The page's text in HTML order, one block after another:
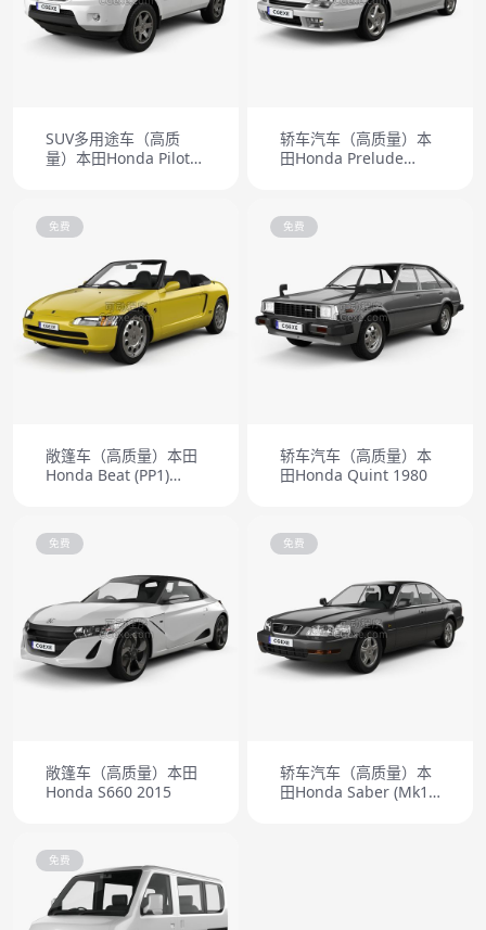
SUV多用途车（高质
量）本田Honda Pilot
轿车汽车（高质量）本
田Honda Prelude
免费
敞篷车（高质量）本田
Honda Beat (PP1)
免费
轿车汽车（高质量）本
田Honda Quint 1980
免费
敞篷车（高质量）本田
Honda S660 2015
免费
轿车汽车（高质量）本
田Honda Saber (Mk1)
免费